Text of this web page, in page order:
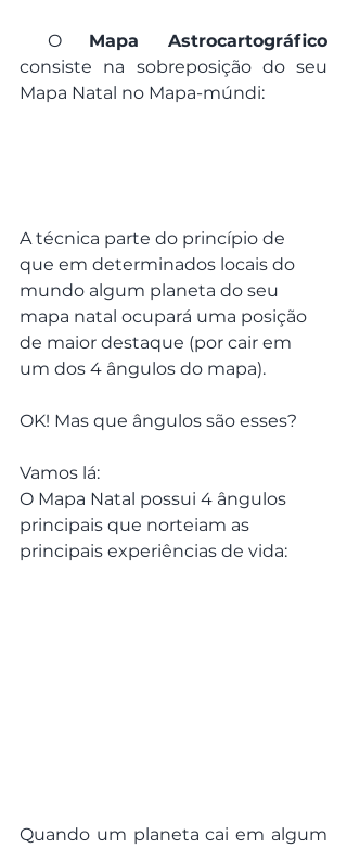
O Mapa Astrocartográfico
consiste na sobreposição do seu
Mapa Natal no Mapa-múndi:
A técnica parte do princípio de
que em determinados locais do
mundo algum planeta do seu
mapa natal ocupará uma posição
de maior destaque (por cair em
um dos 4 ângulos do mapa).
OK! Mas que ângulos são esses?
Vamos lá:
O Mapa Natal possui 4 ângulos
principais que norteiam as
principais experiências de vida:
Quando um planeta cai em algum